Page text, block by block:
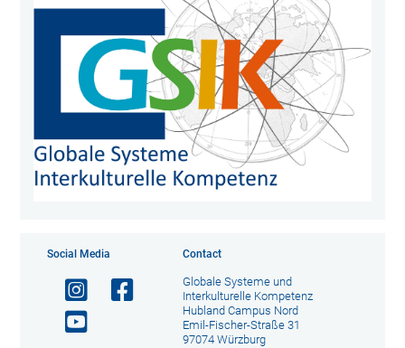
Social Media Contact
Globale Systeme und
Interkulturelle Kompetenz
Hubland Campus Nord
Emil-Fischer-Straße 31
97074 Würzburg